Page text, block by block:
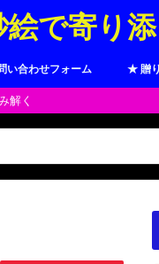
で寄り
い合わせフォーム ★ 贈
解く